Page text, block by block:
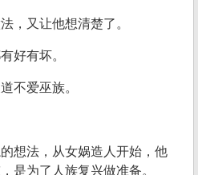
，又让他想清楚了。
好有坏。
不爱巫族。
想法，从女娲造人开始，他
是为了人族复兴做准备。